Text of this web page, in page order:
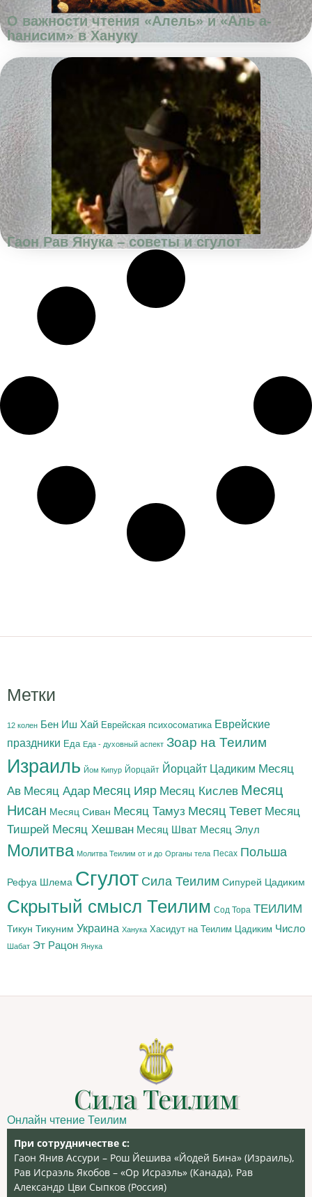
О важности чтения «Алель» и «Аль а-
hанисим» в Хануку
Гаон Рав Янука – советы и сгулот
Метки
12 колен Бен Иш Хай Еврейская психосоматика Еврейские
праздники Еда Еда - духовный аспект Зоар на Теилим
Израиль Йом Кипур Йорцайт Йорцайт Цадиким Месяц
Ав Месяц Адар Месяц Ияр Месяц Кислев Месяц
Нисан Месяц Сиван Месяц Тамуз Месяц Тевет Месяц
Тишрей Месяц Хешван Месяц Шват Месяц Элул
Молитва Молитва Теилим от и до Органы тела Песах Польша
Рефуа Шлема Сгулот Сила Теилим Сипурей Цадиким
Скрытый смысл Теилим Сод Тора ТЕИЛИМ
Тикун Тикуним Украина Ханука Хасидут на Теилим Цадиким Число
Шабат Эт Рацон Янука
Сила Теилим
Онлайн чтение Теилим
При сотрудничестве с:
Гаон Янив Ассури – Рош Йешива «Йодей Бина» (Израиль),
Рав Исраэль Якобов – «Ор Исраэль» (Канада), Рав
Александр Цви Сыпков (Россия)